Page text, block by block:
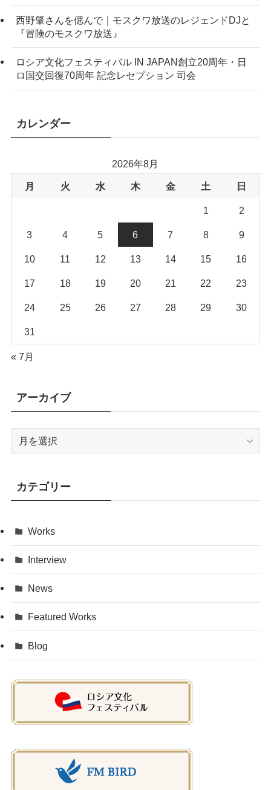
西野肇さんを偲んで｜モスクワ放送のレジェンドDJと
『冒険のモスクワ放送』
ロシア文化フェスティバル IN JAPAN創立20周年・日
ロ国交回復70周年 記念レセプション 司会
カレンダー
2026年8月
月 火 水 木 金 土 日
1 2
3 4 5 6 7 8 9
10 11 12 13 14 15 16
17 18 19 20 21 22 23
24 25 26 27 28 29 30
31
« 7月
アーカイブ
ブ
カテゴリー
Works
Interview
News
Featured Works
Blog